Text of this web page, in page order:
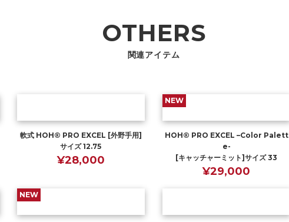
OTHERS
関連アイテム
軟式 HOH® PRO EXCEL [外野手用]
サイズ 12.75
¥28,000
NEW
HOH® PRO EXCEL –Color Palett
e-
[キャッチャーミット]サイズ 33
¥29,000
NEW